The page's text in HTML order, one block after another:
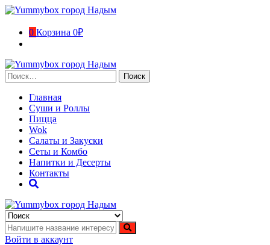
Перейти
содержимому
0 Корзина 0₽
Найти:
Главная
Суши и Роллы
Пицца
Wok
Салаты и Закуски
Сеты и Комбо
Напитки и Десерты
Контакты
Yummybox город Надым
Суши, роллы, пицца, вок в городе Надым. Ямало-Ненецкий
автономный округ
Войти в аккаунт